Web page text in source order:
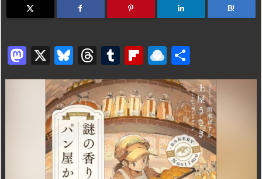
B!
M
a
X
Bl
u
e
s
k
T
hr
e
a
d
s
T
u
m
bl
r
Fl
ip
b
o
ar
d
R
ai
n
dr
o
p.
io
有